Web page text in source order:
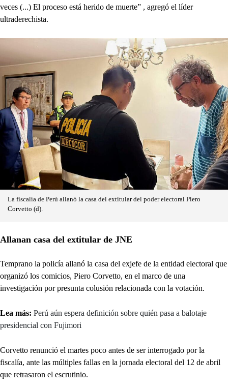
veces (...) El proceso está herido de muerte” , agregó el líder
ultraderechista.
La fiscalía de Perú allanó la casa del extitular del poder electoral Piero
Corvetto (d).
Allanan casa del extitular de JNE
Temprano la policía allanó la casa del exjefe de la entidad electoral que
organizó los comicios, Piero Corvetto, en el marco de una
investigación por presunta colusión relacionada con la votación.
Lea más: Perú aún espera definición sobre quién pasa a balotaje
presidencial con Fujimori
Corvetto renunció el martes poco antes de ser interrogado por la
fiscalía, ante las múltiples fallas en la jornada electoral del 12 de abril
que retrasaron el escrutinio.